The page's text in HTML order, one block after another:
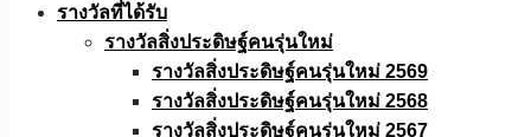
รางวัลที่ได้รับ
รางวัลสิ่งประดิษฐ์คนรุ่นใหม่
รางวัลสิ่งประดิษฐ์คนรุ่นใหม่ 2569
รางวัลสิ่งประดิษฐ์คนรุ่นใหม่ 2568
รางวัลสิ่งประดิษฐ์คนรุ่นใหม่ 2567